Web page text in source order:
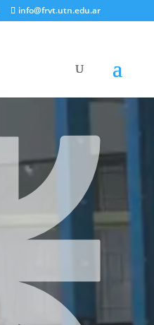
info@frvt.utn.edu.ar